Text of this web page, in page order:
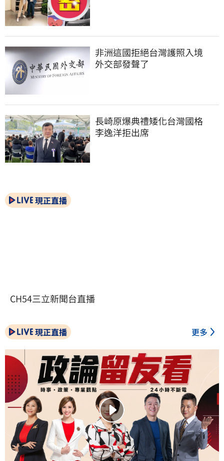
非洲這國拒絕台灣護照入境
外交部發聲了
長崎原爆典禮矮化台灣國格
李逸洋拒出席
現正直播
CH54三立新聞台直播
現正直播 更多